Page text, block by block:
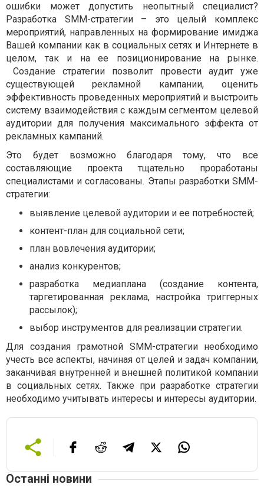
ошибки может допустить неопытный специалист?
Разработка SMM-стратегии – это целый комплекс
мероприятий, направленных на формирование имиджа
Вашей компании как в социальных сетях и Интернете в
целом, так и на ее позиционирование на рынке.
Создание стратегии позволит провести аудит уже
существующей рекламной кампании, оценить
эффективность проведенных мероприятий и выстроить
систему взаимодействия с каждым сегментом целевой
аудитории для получения максимального эффекта от
рекламных кампаний.
Это будет возможно благодаря тому, что все
составляющие проекта тщательно проработаны
специалистами и согласованы. Этапы разработки SMM-
стратегии:
выявление целевой аудитории и ее потребностей;
контент-план для социальной сети;
план вовлечения аудитории;
анализ конкурентов;
разработка медиаплана (создание контента,
таргетированная реклама, настройка триггерных
рассылок);
выбор инструментов для реализации стратегии.
Для создания грамотной SMM-стратегии необходимо
учесть все аспекты, начиная от целей и задач компании,
заканчивая внутренней и внешней политикой компании
в социальных сетях. Также при разработке стратегии
необходимо учитывать интересы и интересы аудитории.
Останні новини